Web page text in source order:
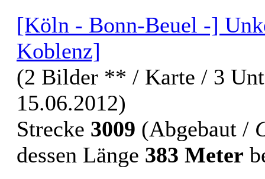
[Köln - Bonn-Beuel -]
Koblenz]
(2 Bilder ** / Karte / 3
15.06.2012)
Strecke 3009 (Abgebaut /
dessen Länge 383 Meter